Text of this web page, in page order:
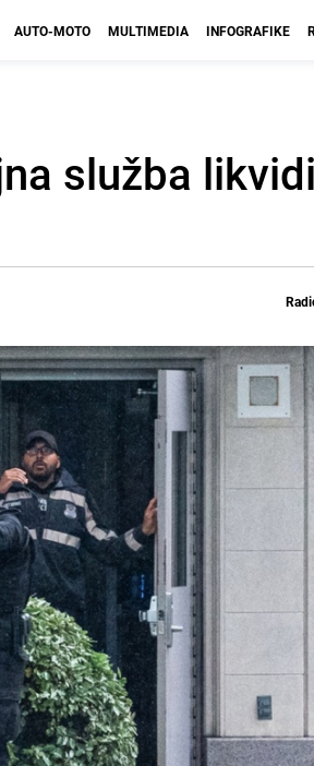
AUTO-MOTO MULTIMEDIA INFOGRAFIKE
služba